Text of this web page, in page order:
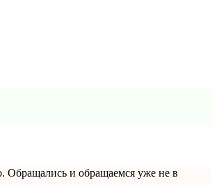
Обращались и обращаемся уже не в